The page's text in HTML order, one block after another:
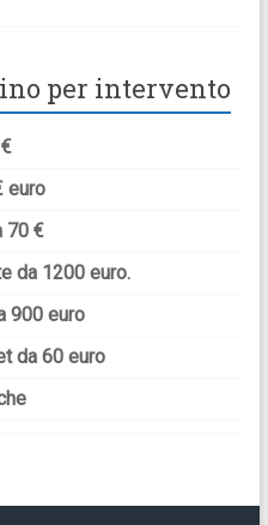
per intervento
euro
70 €
da 1200 euro.
900 euro
da 60 euro